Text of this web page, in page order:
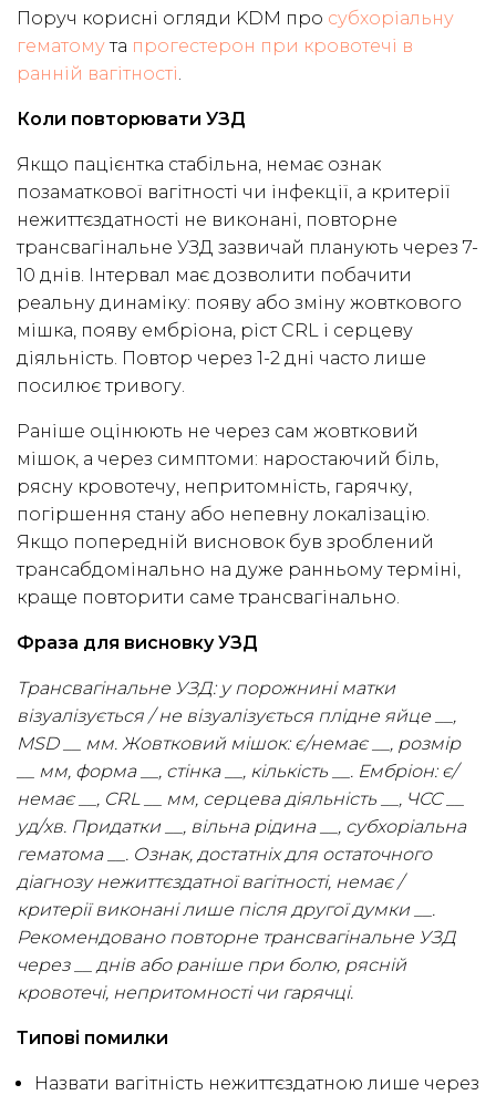
Поруч корисні огляди KDM про субхоріальну
гематомута прогестерон при кровотечі в
ранній вагітності.
Коли повторювати УЗД
Якщо пацієнтка стабільна, немає ознак
позаматкової вагітності чи інфекції, а критерії
нежиттєздатності не виконані, повторне
трансвагінальне УЗД зазвичай планують через 7-
10 днів. Інтервал має дозволити побачити
реальну динаміку: появу або зміну жовткового
мішка, появу ембріона, ріст CRL і серцеву
діяльність. Повтор через 1-2 дні часто лише
посилює тривогу.
Раніше оцінюють не через сам жовтковий
мішок, а через симптоми: наростаючий біль,
рясну кровотечу, непритомність, гарячку,
погіршення стану або непевну локалізацію.
Якщо попередній висновок був зроблений
трансабдомінально на дуже ранньому терміні,
краще повторити саме трансвагінально.
Фраза для висновку УЗД
Трансвагінальне УЗД: у порожнині матки
візуалізується / не візуалізується плідне яйце __,
MSD __ мм. Жовтковий мішок: є/немає __, розмір
__ мм, форма __, стінка __, кількість __. Ембріон: є/
немає __, CRL __ мм, серцева діяльність __, ЧСС __
уд/хв. Придатки __, вільна рідина __, субхоріальна
гематома __. Ознак, достатніх для остаточного
діагнозу нежиттєздатної вагітності, немає /
критерії виконані лише після другої думки __.
Рекомендовано повторне трансвагінальне УЗД
через __ днів або раніше при болю, рясній
кровотечі, непритомності чи гарячці.
Типові помилки
Назвати вагітність нежиттєздатною лише через